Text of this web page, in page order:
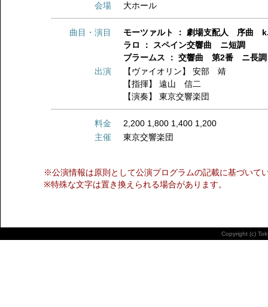
会場
大ホール
曲目・演目
モーツァルト ： 劇場支配人 序曲
ラロ ： スペイン交響曲 ニ短調
ブラームス ： 交響曲 第2番 ニ長調
出演
【ヴァイオリン】安部 靖
【指揮】遠山 信二
【演奏】東京交響楽団
料金
2,200 1,800 1,400 1,200
主催
東京交響楽団
※公演情報は原則として公演プログラムの記載に基づいて
※特殊な文字は置き換えられる場合があります。
Copyright (c)